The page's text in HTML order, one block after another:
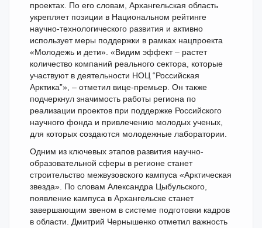
проектах. По его словам, Архангельская область
укрепляет позиции в Национальном рейтинге
научно-технологического развития и активно
использует меры поддержки в рамках нацпроекта
«Молодежь и дети». «Видим эффект – растет
количество компаний реального сектора, которые
участвуют в деятельности НОЦ “Российская
Арктика”», – отметил вице-премьер. Он также
подчеркнул значимость работы региона по
реализации проектов при поддержке Российского
научного фонда и привлечению молодых ученых,
для которых создаются молодежные лаборатории.
Одним из ключевых этапов развития научно-
образовательной сферы в регионе станет
строительство межвузовского кампуса «Арктическая
звезда». По словам Александра Цыбульского,
появление кампуса в Архангельске станет
завершающим звеном в системе подготовки кадров
в области. Дмитрий Чернышенко отметил важность